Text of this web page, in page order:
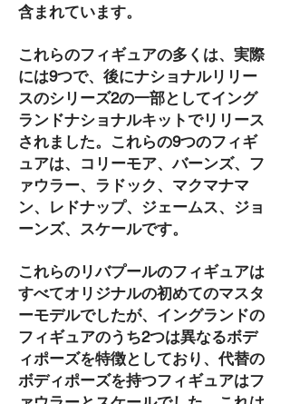
含まれています。
これらのフィギュアの多くは、実際
には9つで、後にナショナルリリー
スのシリーズ2の一部としてイング
ランドナショナルキットでリリース
されました。これらの9つのフィギ
ュアは、コリーモア、バーンズ、フ
ァウラー、ラドック、マクマナマ
ン、レドナップ、ジェームス、ジョ
ーンズ、スケールです。
これらのリバプールのフィギュアは
すべてオリジナルの初めてのマスタ
ーモデルでしたが、イングランドの
フィギュアのうち2つは異なるボデ
ィポーズを特徴としており、代替の
ボディポーズを持つフィギュアはフ